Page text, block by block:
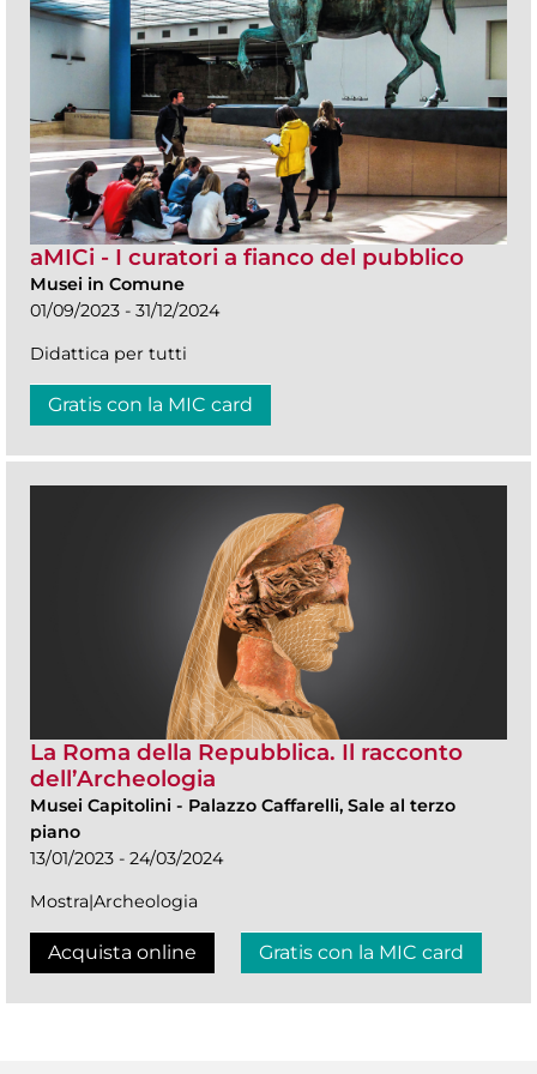
aMICi - I curatori a fianco del pubblico
Musei in Comune
01/09/2023 - 31/12/2024
Didattica per tutti
Gratis con la MIC card
La Roma della Repubblica. Il racconto
dell’Archeologia
Musei Capitolini - Palazzo Caffarelli, Sale al terzo
piano
13/01/2023 - 24/03/2024
Mostra|Archeologia
Acquista online Gratis con la MIC card